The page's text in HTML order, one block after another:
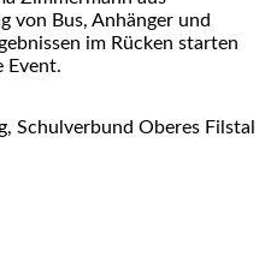
von Bus, Anhänger und
im Rücken starten
Event.
Schulverbund Oberes Filstal